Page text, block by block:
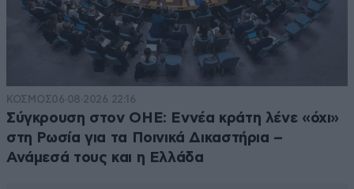
ΚΟΣΜΟΣ06·08·2026 22:16
Σύγκρουση στον ΟΗΕ: Εννέα κράτη λένε «όχι»
στη Ρωσία για τα Ποινικά Δικαστήρια –
Ανάμεσά τους και η Ελλάδα